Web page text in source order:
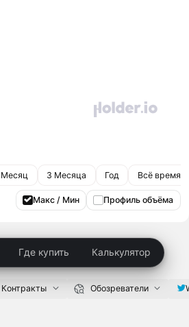
Месяц 3 Месяца Год Всё время
Макс / Мин Профиль объёма
Где купить Калькулятор
Контракты Обозреватели